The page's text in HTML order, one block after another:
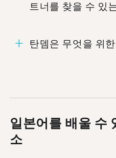
트너를 찾을 수 있
탄뎀은 무엇을 위
1,369 명이 포르토노보
일본어를 배울 수
소